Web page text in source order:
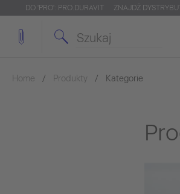
DO 'PRO': PRO.DURAVIT ZNAJDŹ
Home Produkty Kategorie